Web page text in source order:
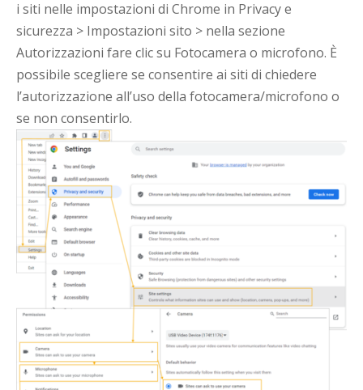
i siti nelle impostazioni di Chrome in Privacy e
sicurezza > Impostazioni sito > nella sezione
Autorizzazioni fare clic su Fotocamera o microfono. È
possibile scegliere se consentire ai siti di chiedere
l’autorizzazione all’uso della fotocamera/microfono o
se non consentirlo.